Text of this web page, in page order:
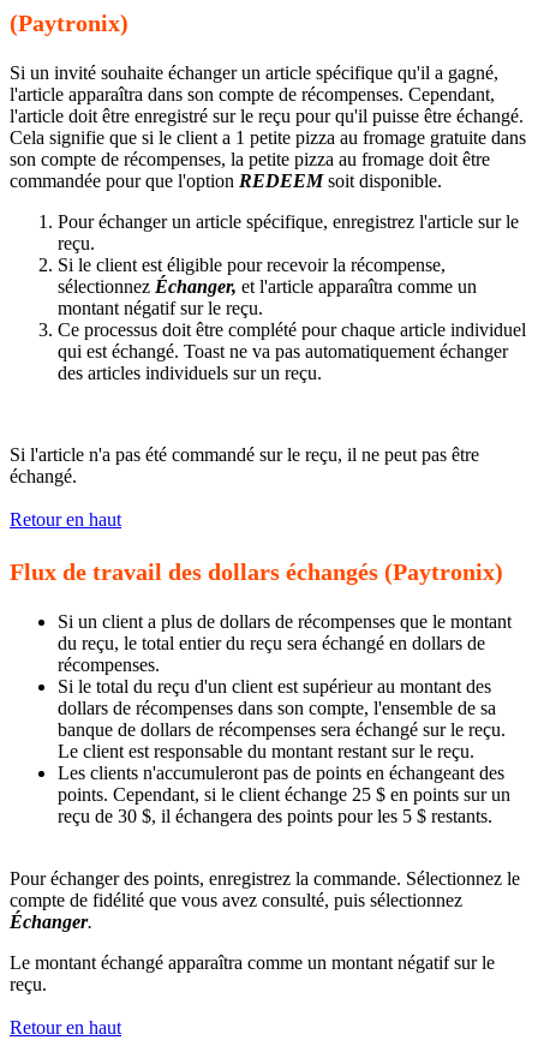
(Paytronix)
Si un invité souhaite échanger un article spécifique qu'il a gagné,
l'article apparaîtra dans son compte de récompenses. Cependant,
l'article doit être enregistré sur le reçu pour qu'il puisse être échangé.
Cela signifie que si le client a 1 petite pizza au fromage gratuite dans
son compte de récompenses, la petite pizza au fromage doit être
commandée pour que l'option REDEEMsoit disponible.
Pour échanger un article spécifique, enregistrez l'article sur le
reçu.
Si le client est éligible pour recevoir la récompense,
sélectionnez Échanger, et l'article apparaîtra comme un
montant négatif sur le reçu.
Ce processus doit être complété pour chaque article individuel
qui est échangé. Toast ne va pas automatiquement échanger
des articles individuels sur un reçu.
Si l'article n'a pas été commandé sur le reçu, il ne peut pas être
échangé.
Retour en haut
Flux de travail des dollars échangés (Paytronix)
Si un client a plus de dollars de récompenses que le montant
du reçu, le total entier du reçu sera échangé en dollars de
récompenses.
Si le total du reçu d'un client est supérieur au montant des
dollars de récompenses dans son compte, l'ensemble de sa
banque de dollars de récompenses sera échangé sur le reçu.
Le client est responsable du montant restant sur le reçu.
Les clients n'accumuleront pas de points en échangeant des
points. Cependant, si le client échange 25 $ en points sur un
reçu de 30 $, il échangera des points pour les 5 $ restants.
Pour échanger des points, enregistrez la commande. Sélectionnez le
compte de fidélité que vous avez consulté, puis sélectionnez
Échanger.
Le montant échangé apparaîtra comme un montant négatif sur le
reçu.
Retour en haut